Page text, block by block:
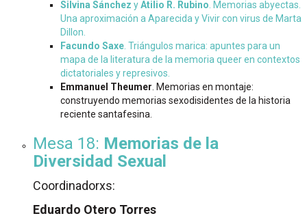
Silvina Sánchez yAtilio R. Rubino. Memorias abyectas.
Una aproximación a Aparecida y Vivir con virus de Marta
Dillon.
Facundo Saxe. Triángulos marica: apuntes para un
mapa de la literatura de la memoria queer en contextos
dictatoriales y represivos.
Emmanuel Theumer. Memorias en montaje:
construyendo memorias sexodisidentes de la historia
reciente santafesina.
Mesa 18: Memorias de la
Diversidad Sexual
Coordinadorxs:
Eduardo Otero Torres